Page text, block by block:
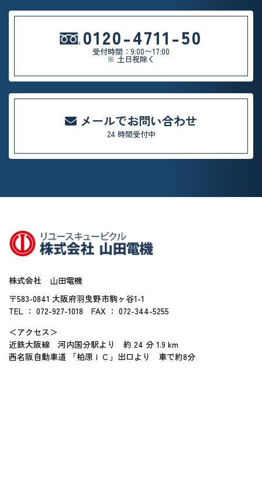
0120-4711-50
受付時間：9:00〜17:00
※ 土日祝除く
メールでお問い合わせ
24 時間受付中
株式会社 山田電機
〒583-0841 大阪府羽曳野市駒ヶ谷1-1
TEL ： 072-927-1018 FAX ： 072-344-5255
＜アクセス＞
近鉄大阪線 河内国分駅より 約 24 分 1.9 km
西名阪自動車道 「柏原ＩＣ」出口より 車で約8分